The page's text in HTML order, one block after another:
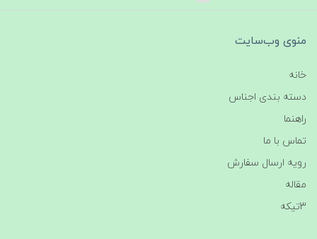
منوی وب‌سایت
خانه
دسته بندی اجناس
راهنما
تماس با ما
رویه ارسال سفارش
مقاله
3تیکه